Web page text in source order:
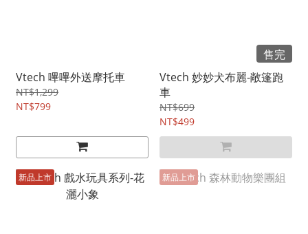
Vtech 嗶嗶外送摩托車
NT$1,299
NT$799
售完
Vtech 妙妙犬布麗-敞篷跑
車
NT$699
NT$499
新品上市 新品上市